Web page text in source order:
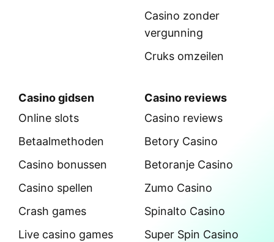
Casino zonder
vergunning
Cruks omzeilen
Casino gidsen
Online slots
Betaalmethoden
Casino bonussen
Casino spellen
Crash games
Live casino games
Casino reviews
Casino reviews
Betory Casino
Betoranje Casino
Zumo Casino
Spinalto Casino
Super Spin Casino